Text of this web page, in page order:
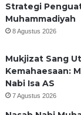
Strategi
Muhammadiyah
8 Agustus 2026
Mukjizat Sang
Kemahaesaan:
Nabi Isa AS
7 Agustus 2026